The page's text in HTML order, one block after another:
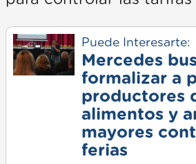
Puede Interesarte:
Mercedes
formalizar a
productores
alimentos y
mayores
ferias